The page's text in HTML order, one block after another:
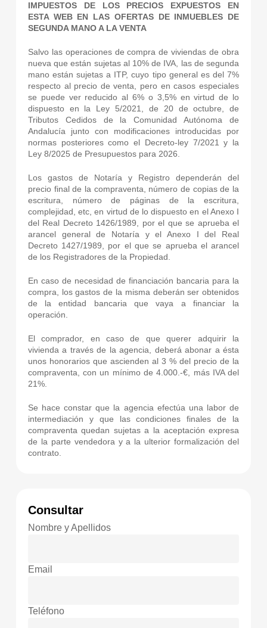
IMPUESTOS DE LOS PRECIOS EXPUESTOS EN
ESTA WEB EN LAS OFERTAS DE INMUEBLES DE
SEGUNDA MANO A LA VENTA
Salvo las operaciones de compra de viviendas de obra
nueva que están sujetas al 10% de IVA, las de segunda
mano están sujetas a ITP, cuyo tipo general es del 7%
respecto al precio de venta, pero en casos especiales
se puede ver reducido al 6% o 3,5% en virtud de lo
dispuesto en la Ley 5/2021, de 20 de octubre, de
Tributos Cedidos de la Comunidad Autónoma de
Andalucía junto con modificaciones introducidas por
normas posteriores como el Decreto-ley 7/2021 y la
Ley 8/2025 de Presupuestos para 2026.
Los gastos de Notaría y Registro dependerán del
precio final de la compraventa, número de copias de la
escritura, número de páginas de la escritura,
complejidad, etc, en virtud de lo dispuesto en el Anexo I
del Real Decreto 1426/1989, por el que se aprueba el
arancel general de Notaría y el Anexo I del Real
Decreto 1427/1989, por el que se aprueba el arancel
de los Registradores de la Propiedad.
En caso de necesidad de financiación bancaria para la
compra, los gastos de la misma deberán ser obtenidos
de la entidad bancaria que vaya a financiar la
operación.
El comprador, en caso de que querer adquirir la
vivienda a través de la agencia, deberá abonar a ésta
unos honorarios que ascienden al 3 % del precio de la
compraventa, con un mínimo de 4.000.-€, más IVA del
21%.
Se hace constar que la agencia efectúa una labor de
intermediación y que las condiciones finales de la
compraventa quedan sujetas a la aceptación expresa
de la parte vendedora y a la ulterior formalización del
contrato.
Consultar
Nombre y Apellidos
Email
Teléfono